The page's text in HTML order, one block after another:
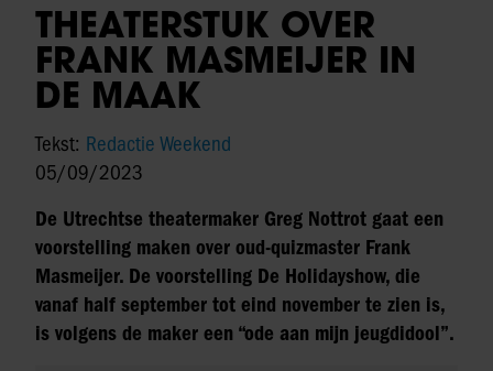
THEATERSTUK OVER
FRANK MASMEIJER IN
DE MAAK
Tekst: Redactie Weekend
05/09/2023
De Utrechtse theatermaker Greg Nottrot gaat een
voorstelling maken over oud-quizmaster Frank
Masmeijer. De voorstelling De Holidayshow, die
vanaf half september tot eind november te zien is,
is volgens de maker een “ode aan mijn jeugdidool”.